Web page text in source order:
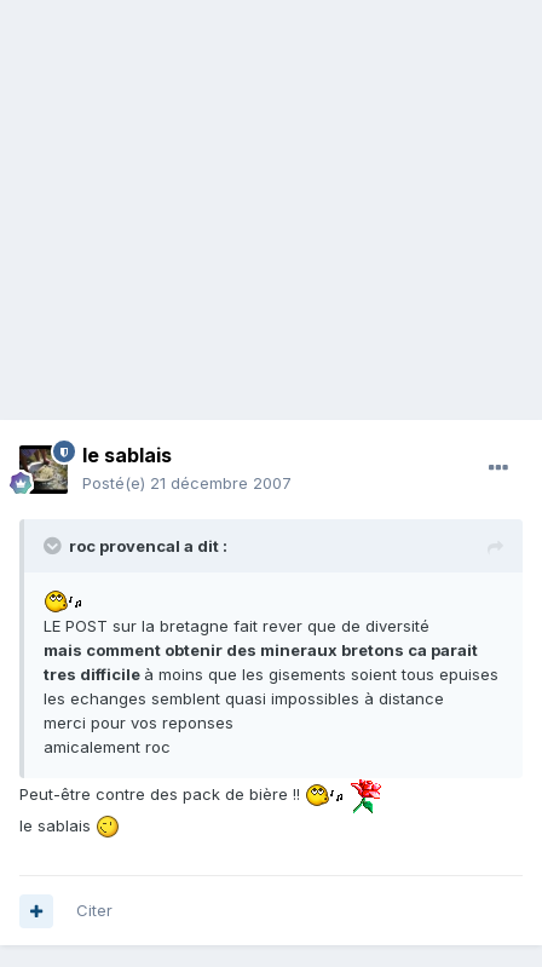
le sablais
Posté(e) 21 décembre 2007
roc provencal a dit :
LE POST sur la bretagne fait rever que de diversité
mais comment obtenir des mineraux bretons ca parait
tres difficile à moins que les gisements soient tous epuises
les echanges semblent quasi impossibles à distance
merci pour vos reponses
amicalement roc
Peut-être contre des pack de bière !!
le sablais
Citer